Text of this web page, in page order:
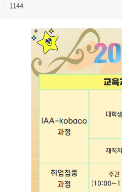
1144